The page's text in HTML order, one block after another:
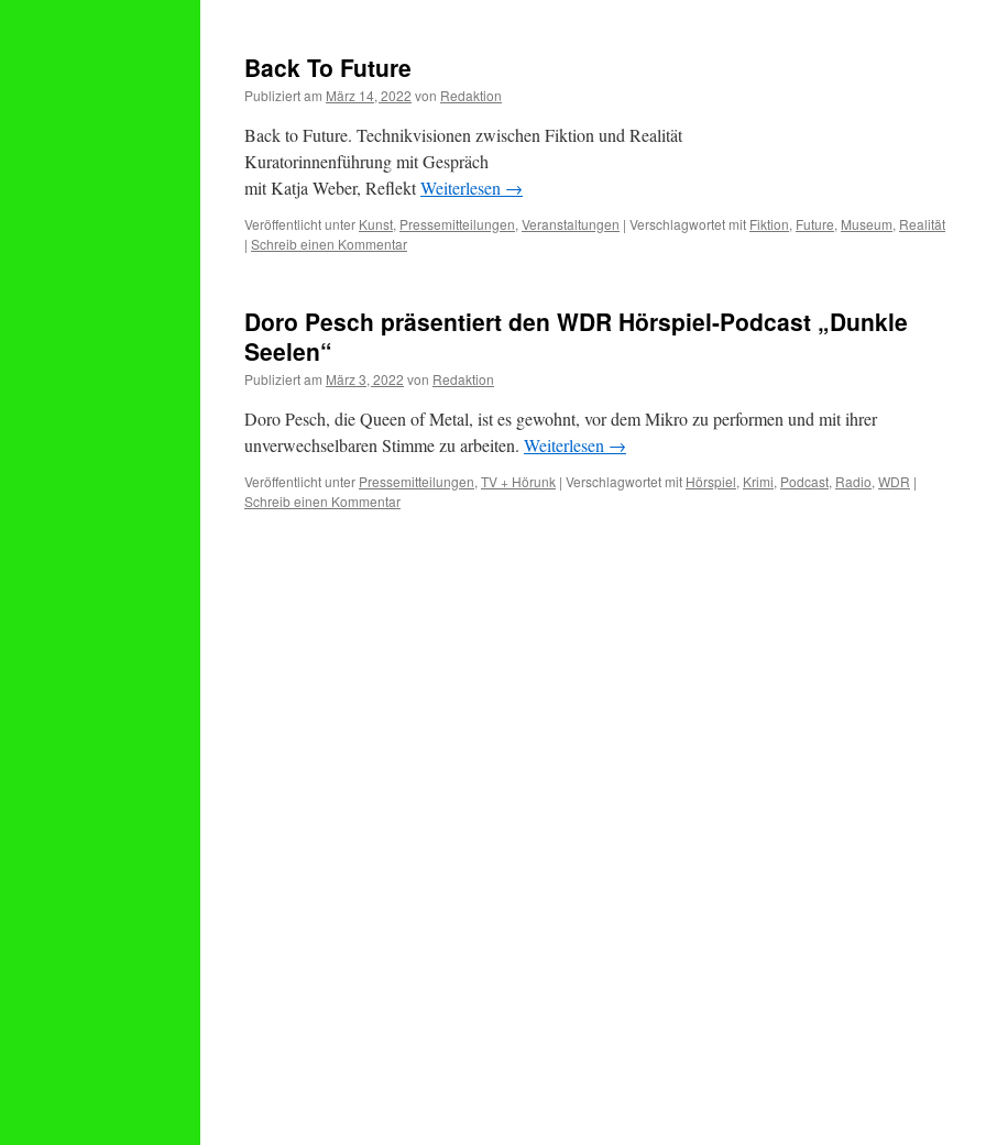
Back To Future
Publiziert am März 14, 2022 von Redaktion
Back to Future. Technikvisionen zwischen Fiktion und Realität
Kuratorinnenführung mit Gespräch
mit Katja Weber, ReflektWeiterlesen →
Veröffentlicht unter Kunst, Pressemitteilungen, Veranstaltungen | Verschlagwortet mit Fiktion, Future, Museum, Realität
| Schreib einen Kommentar
Doro Pesch präsentiert den WDR Hörspiel-Podcast „Dunkle
Seelen“
Publiziert am März 3, 2022 von Redaktion
Doro Pesch, die Queen of Metal, ist es gewohnt, vor dem Mikro zu performen und mit ihrer
unverwechselbaren Stimme zu arbeiten. Weiterlesen →
Veröffentlicht unter Pressemitteilungen, TV + Hörunk | Verschlagwortet mit Hörspiel, Krimi, Podcast, Radio, WDR |
Schreib einen Kommentar